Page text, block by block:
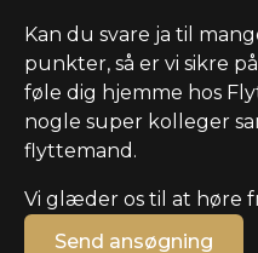
Kan du svare ja til
punkter, så er vi sikre
føle dig hjemme hos
nogle super kolleger
flyttemand.
Vi glæder os til at høre
Send ansøgning